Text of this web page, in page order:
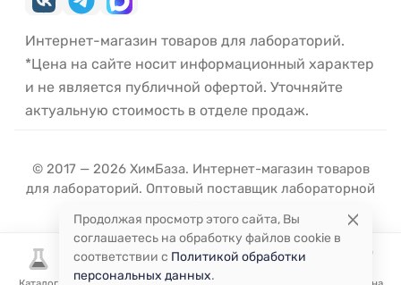
Интернет-магазин товаров для лабораторий.
*Цена на сайте носит информационный характер
и не является публичной офертой. Уточняйте
актуальную стоимость в отделе продаж.
© 2017 — 2026 ХимБаза. Интернет-магазин товаров
для лабораторий. Оптовый поставщик лабораторной
Продолжая просмотр этого сайта, Вы
соглашаетесь на обработку файлов cookie в
соответствии с Политикой обработки
персональных данных.